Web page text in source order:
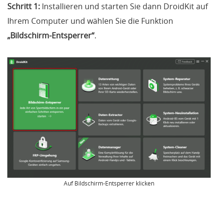
Schritt 1: Installieren und starten Sie dann DroidKit auf
Ihrem Computer und wählen Sie die Funktion
„Bildschirm-Entsperrer“.
Auf Bildschirm-Entsperrer klicken